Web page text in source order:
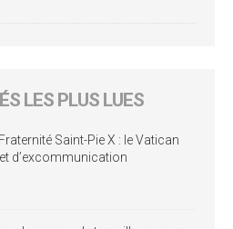
LES PLUS LUES
Saint-Pie X : le Vatican
d’excommunication